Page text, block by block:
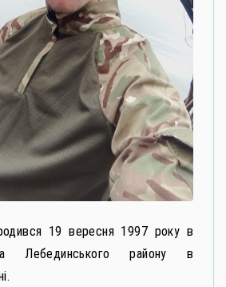
19 вересня 1997 року в
Лебединського району в